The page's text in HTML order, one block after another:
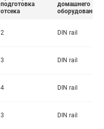
подготовка
отсека
домашнего
оборудования
2 DIN rail
3 DIN rail
4 DIN rail
3 DIN rail